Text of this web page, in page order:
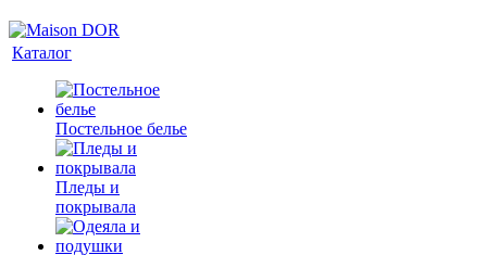
Каталог
Постельное белье
Пледы и
покрывала